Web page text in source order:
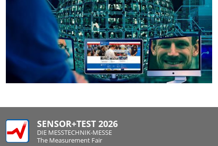
SENSOR+TEST 2026
DIE MESSTECHNIK-MESSE
The Measurement Fair